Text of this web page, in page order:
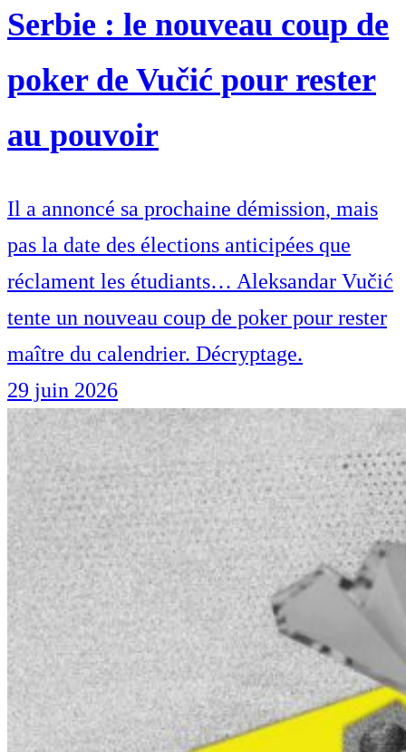
Serbie : le nouveau coup de
poker de Vučić pour rester
au pouvoir
Il a annoncé sa prochaine démission, mais
pas la date des élections anticipées que
réclament les étudiants… Aleksandar Vučić
tente un nouveau coup de poker pour rester
maître du calendrier. Décryptage.
29 juin 2026